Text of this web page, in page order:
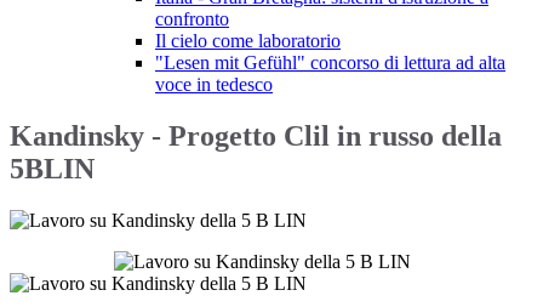
confronto
Il cielo come laboratorio
"Lesen mit Gefühl" concorso di lettura ad alta
voce in tedesco
Kandinsky - Progetto Clil in russo della
5BLIN